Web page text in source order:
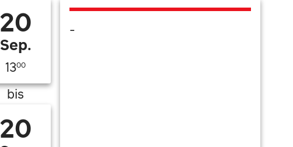
20
Sep.
1300
bis
20
-